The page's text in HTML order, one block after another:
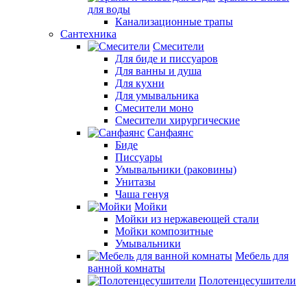
для воды
Канализационные трапы
Сантехника
Смесители
Для биде и писсуаров
Для ванны и душа
Для кухни
Для умывальника
Смесители моно
Смесители хирургические
Санфаянс
Биде
Писсуары
Умывальники (раковины)
Унитазы
Чаша генуя
Мойки
Мойки из нержавеющей стали
Мойки композитные
Умывальники
Мебель для
ванной комнаты
Полотенцесушители